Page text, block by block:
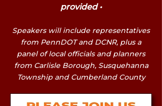
provided •
Speakers will include representatives
from PennDOT and DCNR, plus a
panel of local officials and planners
from Carlisle Borough, Susquehanna
Township and Cumberland County